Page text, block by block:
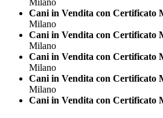
Milano
Cani in Vendita con Certificato
Milano
Cani in Vendita con Certificato
Milano
Cani in Vendita con Certificato
Milano
Cani in Vendita con Certificato
Milano
Cani in Vendita con Certificato